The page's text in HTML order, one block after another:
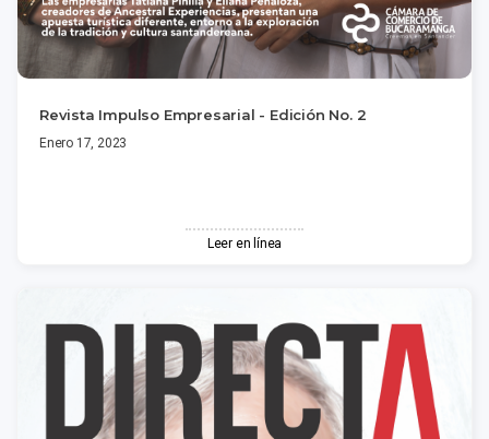
Revista Impulso Empresarial - Edición No. 2
Enero 17, 2023
Leer en línea